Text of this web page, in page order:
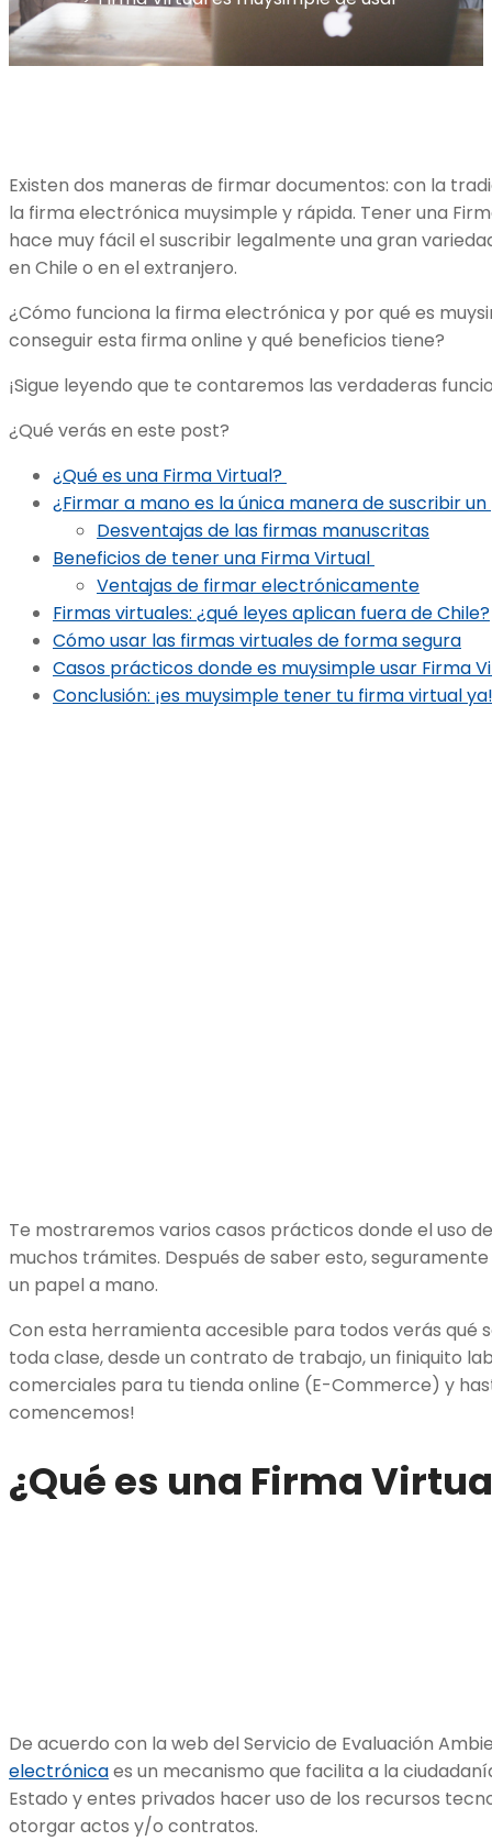
Existen dos maneras de firmar documentos: con la
la firma electrónica muysimple y rápida. Tener una
hace muy fácil el suscribir legalmente una gran
en Chile o en el extranjero.
¿Cómo funciona la firma electrónica y por qué es
conseguir esta firma online y qué beneficios tiene?
¡Sigue leyendo que te contaremos las verdaderas
¿Qué verás en este post?
¿Qué es una Firma Virtual?
¿Firmar a mano es la única manera de suscribir
Desventajas de las firmas manuscritas
Beneficios de tener una Firma Virtual
Ventajas de firmar electrónicamente
Firmas virtuales: ¿qué leyes aplican fuera de Chile?
Cómo usar las firmas virtuales de forma segura
Casos prácticos donde es muysimple usar Firma
Conclusión: ¡es muysimple tener tu firma virtual ya!
Te mostraremos varios casos prácticos donde el uso
muchos trámites. Después de saber esto,
un papel a mano.
Con esta herramienta accesible para todos verás qué
toda clase, desde un contrato de trabajo, un finiquito
comerciales para tu tienda online (E-Commerce) y
comencemos!
¿Qué es una Firma
De acuerdo con la web del Servicio de Evaluación
electrónicaes un mecanismo que facilita a la
Estado y entes privados hacer uso de los recursos
otorgar actos y/o contratos.